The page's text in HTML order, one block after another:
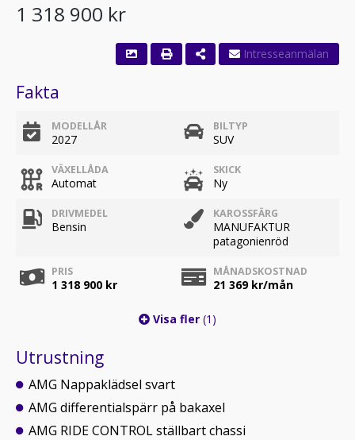
1 318 900 kr
Fakta
MODELLÅR
2027
BILTYP
SUV
VÄXELLÅDA
Automat
SKICK
Ny
DRIVMEDEL
Bensin
KAROSSFÄRG
MANUFAKTUR
patagonienröd
PRIS
1 318 900 kr
MÅNADSKOSTNAD
21 369kr/mån
Visa fler (1)
Utrustning
AMG Nappaklädsel svart
AMG differentialspärr på bakaxel
AMG RIDE CONTROL ställbart chassi